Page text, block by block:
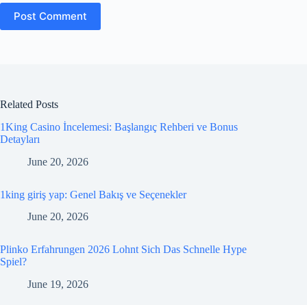
Post Comment
Related Posts
1King Casino İncelemesi: Başlangıç Rehberi ve Bonus
Detayları
June 20, 2026
1king giriş yap: Genel Bakış ve Seçenekler
June 20, 2026
Plinko Erfahrungen 2026 Lohnt Sich Das Schnelle Hype
Spiel?
June 19, 2026